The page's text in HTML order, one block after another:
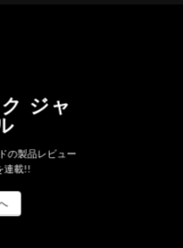
ジャ
の製品レビュー
連載!!